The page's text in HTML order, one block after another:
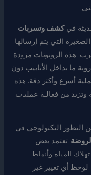
فيكشف وتسربات
التي يتم إرسالها
هذه الروبوتات مزودة
ما بداخل الأنابيب دون
أسرع وأكثر دقة. هذه
وتزيد من فعالية عمليات
التطور التكنولوجي في
. تعتمد بعض
المياه وأنماط
لوحظ أي تغيير غير